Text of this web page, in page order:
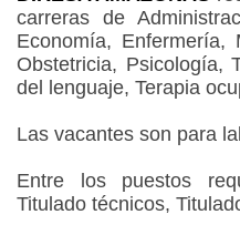
carreras de
Economía, Enfermería,
Obstetricia, Psicología,
del lenguaje, Terapia
Las vacantes son para
Entre los puestos
Titulado técnicos,